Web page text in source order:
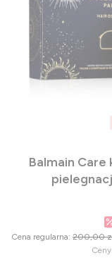
Balmain
Cena regularna: 200,00